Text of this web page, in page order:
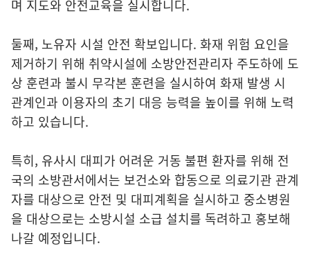
며 지도와 안전교육을 실시합니다.
둘째, 노유자 시설 안전 확보입니다. 화재 위험 요인을
제거하기 위해 취약시설에 소방안전관리자 주도하에 도
상 훈련과 불시 무각본 훈련을 실시하여 화재 발생 시
관계인과 이용자의 초기 대응 능력을 높이를 위해 노력
하고 있습니다.
특히, 유사시 대피가 어려운 거동 불편 환자를 위해 전
국의 소방관서에서는 보건소와 합동으로 의료기관 관계
자를 대상으로 안전 및 대피계획을 실시하고 중소병원
을 대상으로는 소방시설 소급 설치를 독려하고 홍보해
나갈 예정입니다.